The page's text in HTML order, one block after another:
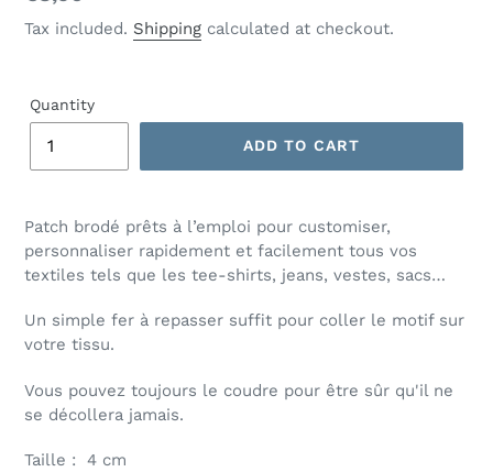
price
Tax included. Shipping calculated at checkout.
Quantity
ADD TO CART
Patch brodé prêts à l’emploi pour customiser,
personnaliser rapidement et facilement tous vos
textiles tels que les tee-shirts, jeans, vestes, sacs…
Un simple fer à repasser suffit pour coller le motif sur
votre tissu.
Vous pouvez toujours le coudre pour être sûr qu'il ne
se décollera jamais.
Taille : 4 cm